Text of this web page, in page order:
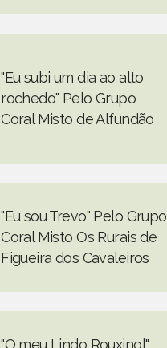
"Eu subi um dia ao alto
rochedo" Pelo Grupo
Coral Misto de Alfundão
"Eu sou Trevo" Pelo Grupo
Coral Misto Os Rurais de
Figueira dos Cavaleiros
"O meu Lindo Rouxinol"